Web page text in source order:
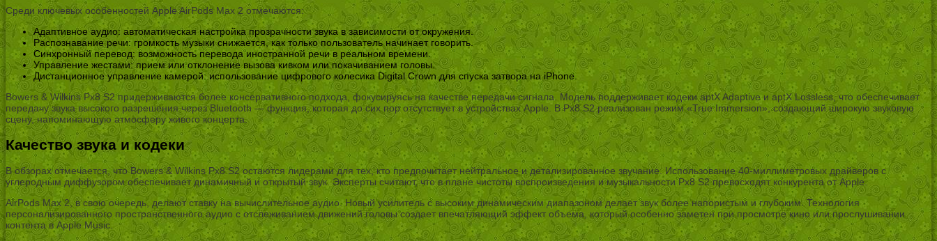
Среди ключевых особенностей Apple AirPods Max 2 отмечаются:
Адаптивное аудио: автоматическая настройка прозрачности звука в зависимости от окружения.
Распознавание речи: громкость музыки снижается, как только пользователь начинает говорить.
Синхронный перевод: возможность перевода иностранной речи в реальном времени.
Управление жестами: прием или отклонение вызова кивком или покачиванием головы.
Дистанционное управление камерой: использование цифрового колесика Digital Crown для спуска затвора на iPhone.
Bowers & Wilkins Px8 S2 придерживаются более консервативного подхода, фокусируясь на качестве передачи сигнала. Модель поддерживает кодеки aptX Adaptive и aptX Lossless, что обеспечивает
передачу звука высокого разрешения через Bluetooth — функция, которая до сих пор отсутствует в устройствах Apple. В Px8 S2 реализован режим «True Immersion», создающий широкую звуковую
сцену, напоминающую атмосферу живого концерта.
Качество звука и кодеки
В обзорах отмечается, что Bowers & Wilkins Px8 S2 остаются лидерами для тех, кто предпочитает нейтральное и детализированное звучание. Использование 40-миллиметровых драйверов с
углеродным диффузором обеспечивает динамичный и открытый звук. Эксперты считают, что в плане чистоты воспроизведения и музыкальности Px8 S2 превосходят конкурента от Apple.
AirPods Max 2, в свою очередь, делают ставку на вычислительное аудио. Новый усилитель с высоким динамическим диапазоном делает звук более напористым и глубоким. Технология
персонализированного пространственного аудио с отслеживанием движений головы создает впечатляющий эффект объема, который особенно заметен при просмотре кино или прослушивании
контента в Apple Music.